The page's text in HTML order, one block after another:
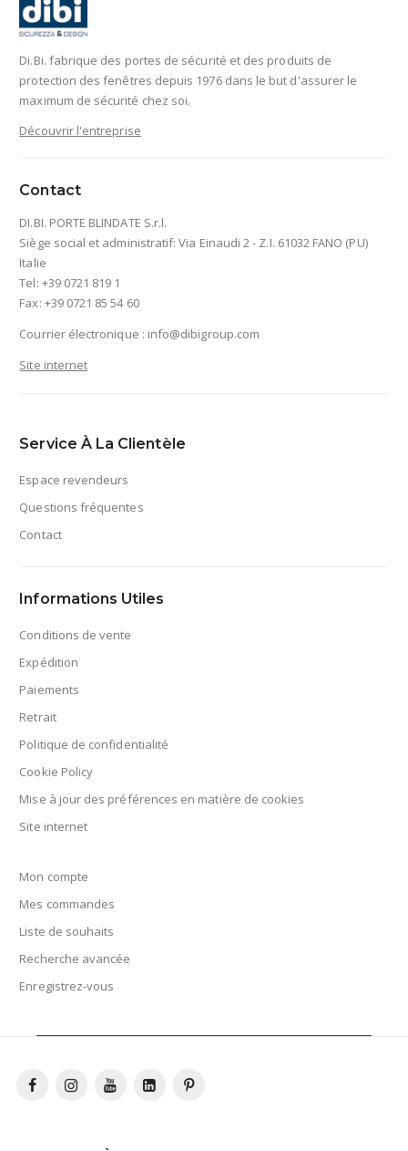
Di.Bi. fabrique des portes de sécurité et des produits de
protection des fenêtres depuis 1976 dans le but d'assurer le
maximum de sécurité chez soi.
Découvrir l'entreprise
Contact
DI.BI. PORTE BLINDATE S.r.l.
Siège social et administratif: Via Einaudi 2 - Z.I. 61032 FANO (PU)
Italie
Tel: +39 0721 819 1
Fax: +39 0721 85 54 60
Courrier électronique : info@dibigroup.com
Site internet
Service À La Clientèle
Espace revendeurs
Questions fréquentes
Contact
Informations Utiles
Conditions de vente
Expédition
Paiements
Retrait
Politique de confidentialité
Cookie Policy
Mise à jour des préférences en matière de cookies
Site internet
Mon compte
Mes commandes
Liste de souhaits
Recherche avancée
Enregistrez-vous